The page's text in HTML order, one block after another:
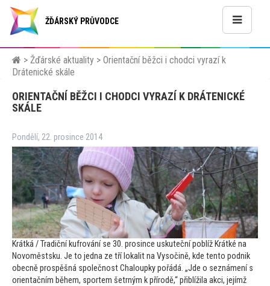
ŽĎÁRSKÝ PRŮVODCE
> Žďárské aktuality > Orientační běžci i chodci vyrazí k
Drátenické skále
ORIENTAČNÍ BĚŽCI I CHODCI VYRAZÍ K DRÁTENICKÉ
SKÁLE
Pondělí, 22. prosince 2014
Krátká / Tradiční kufrování se 30. prosince uskuteční poblíž Krátké na
Novoměstsku. Je to jedna ze tří lokalit na Vysočině, kde tento podnik
obecně prospěšná společnost Chaloupky pořádá. „Jde o seznámení s
orientačním během, sportem šetrným k přírodě,“ přiblížila akci, jejímž